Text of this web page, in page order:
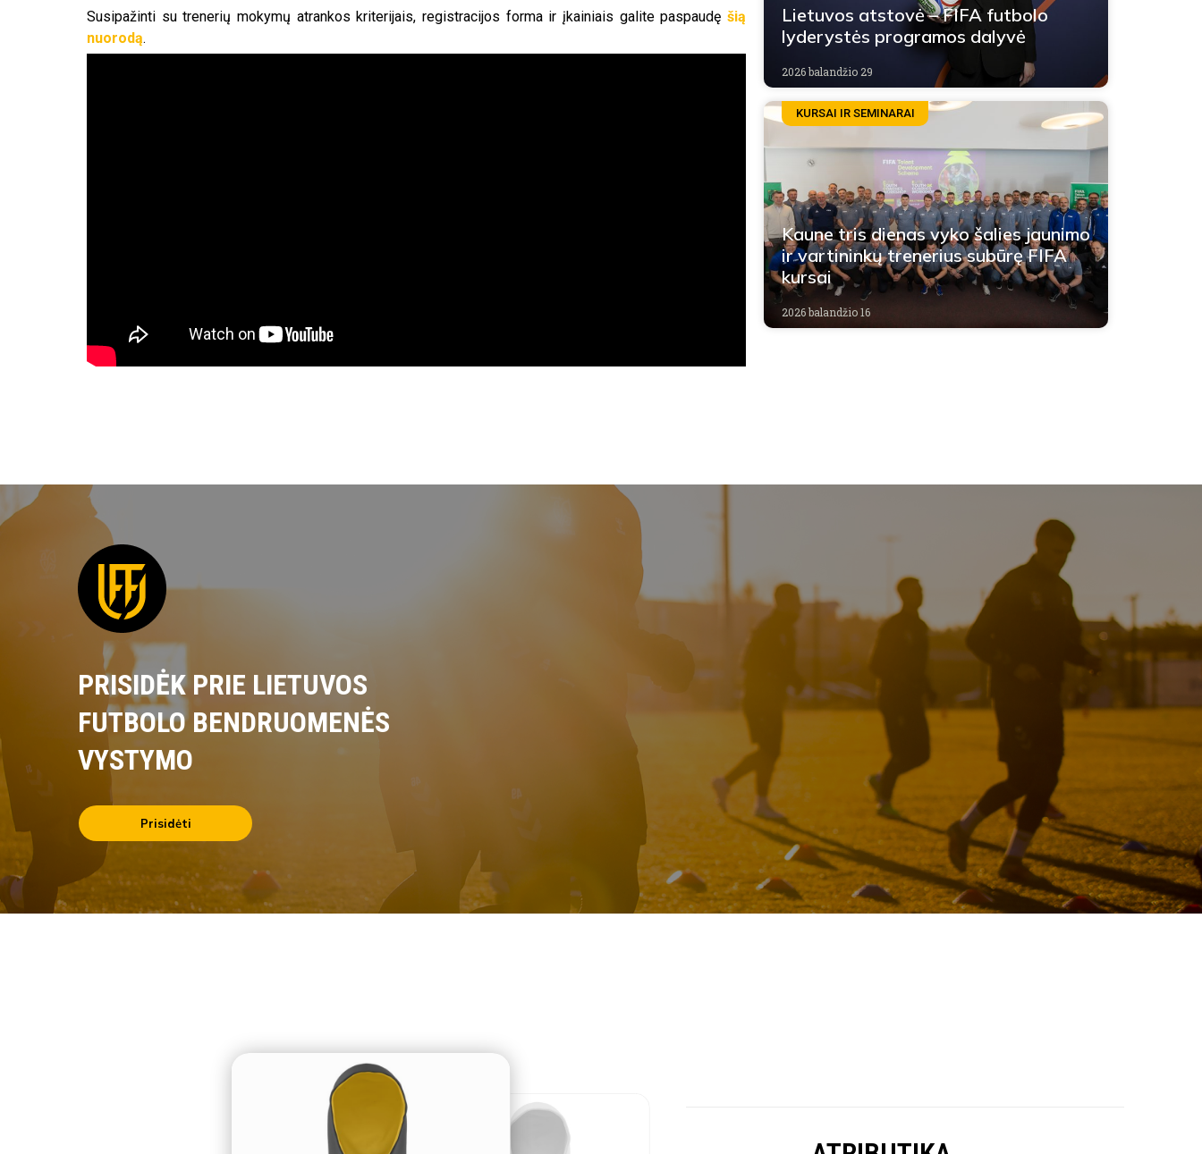
Susipažinti su trenerių mokymų atrankos kriterijais, registracijos forma ir įkainiais galite paspaudę šią
nuorodą.
Lietuvos atstovė – FIFA futbolo
lyderystės programos dalyvė
2026 balandžio 29
KURSAI IR SEMINARAI
Kaune tris dienas vyko šalies jaunimo
ir vartininkų trenerius subūrę FIFA
kursai
2026 balandžio 16
PRISIDĖK PRIE LIETUVOS
FUTBOLO BENDRUOMENĖS
VYSTYMO
Prisidėti